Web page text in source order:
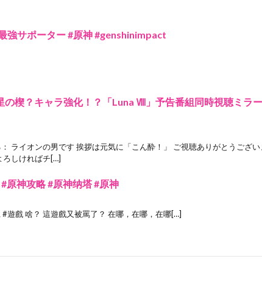
強サポーター #原神 #genshinimpact
の楔？キャラ強化！？「Luna Ⅷ」予告番組同時視聴ミラー
ライオンの男です 挨拶は元気に「こん酔！」 ご視聴ありがとうござい
ろしければチ[…]
原神攻略 #原神纳塔 #原神
遊戲 啥？ 這遊戲又被罵了？ 在哪，在哪，在哪[…]